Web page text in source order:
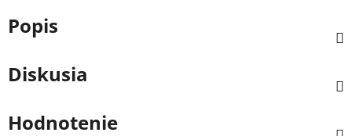
Popis
Diskusia
Hodnotenie